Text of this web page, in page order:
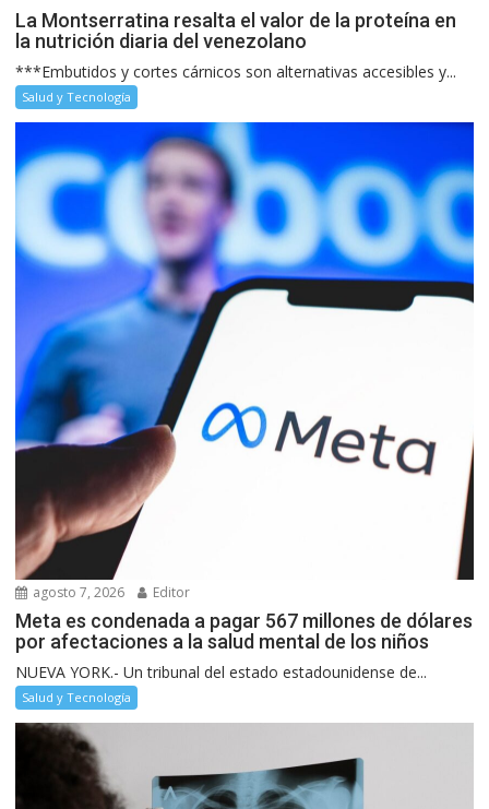
La Montserratina resalta el valor de la proteína en
la nutrición diaria del venezolano
***Embutidos y cortes cárnicos son alternativas accesibles y...
Salud y Tecnología
agosto 7, 2026 Editor
Meta es condenada a pagar 567 millones de dólares
por afectaciones a la salud mental de los niños
NUEVA YORK.- Un tribunal del estado estadounidense de...
Salud y Tecnología